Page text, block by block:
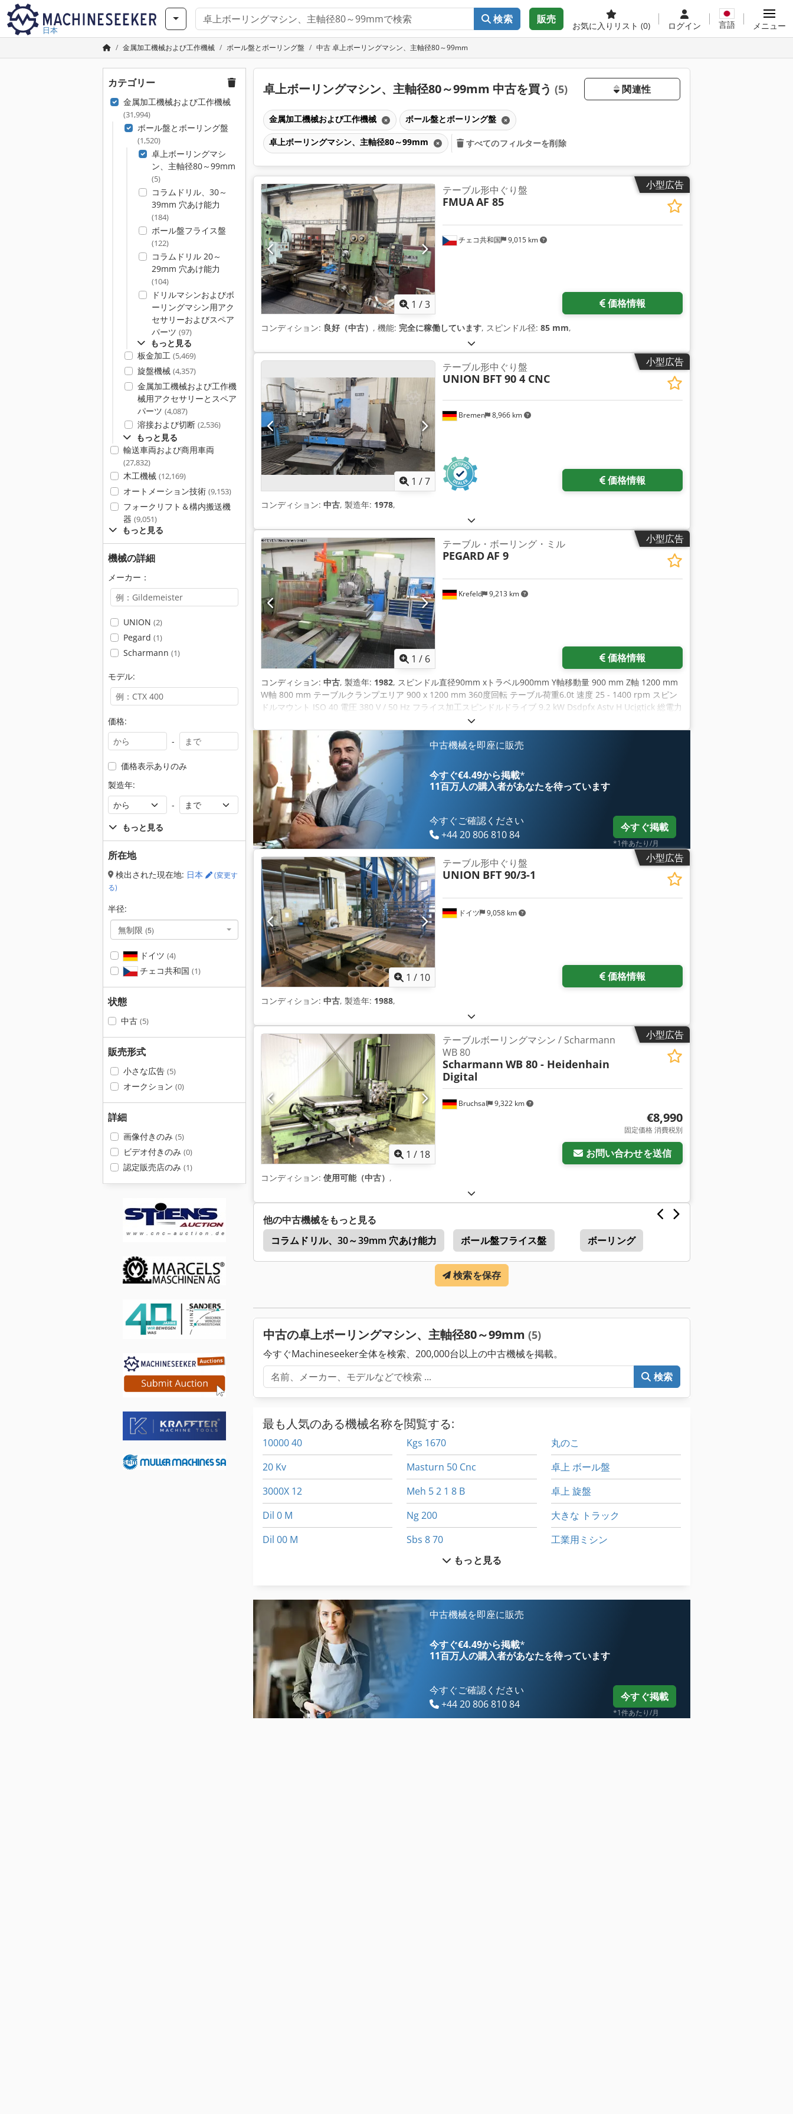
日本
検索 販売
お気に入りリスト (0) ログイン 言語 メニュー
金属加工機械および工作機械 ボール盤とボーリング盤 中古 卓上ボーリングマシン、主軸径80～99mm
カテゴリー
金属加工機械および工作機械
(31,994)
ボール盤とボーリング盤
(1,520)
卓上ボーリングマシ
ン、主軸径80～99mm
(5)
コラムドリル、30～
39mm 穴あけ能力
(184)
ボール盤フライス盤
(122)
コラムドリル 20～
29mm 穴あけ能力
(104)
ドリルマシンおよびボ
ーリングマシン用アク
セサリーおよびスペア
パーツ (97)
もっと見る
板金加工 (5,469)
旋盤機械 (4,357)
金属加工機械および工作機
械用アクセサリーとスペア
パーツ (4,087)
溶接および切断 (2,536)
もっと見る
輸送車両および商用車両
(27,832)
木工機械 (12,169)
オートメーション技術 (9,153)
フォークリフト＆構内搬送機
器 (9,051)
もっと見る
機械の詳細
メーカー：
UNION (2)
Pegard (1)
Scharmann (1)
モデル:
価格:
-
価格表示ありのみ
製造年:
-
もっと見る
所在地
検出された現在地: 日本
(変更す
る)
半径:
無制限 (5)
ドイツ (4)
チェコ共和国 (1)
状態
中古 (5)
販売形式
小さな広告 (5)
オークション (0)
詳細
画像付きのみ (5)
ビデオ付きのみ (0)
認定販売店のみ (1)
卓上ボーリングマシン、主軸径80～99mm 中古を買う (5) 関連性
金属加工機械および工作機械 ボール盤とボーリング盤
卓上ボーリングマシン、主軸径80～99mm すべてのフィルターを削除
小型広告
1 /3
チェコ共和国 9,015 km
テーブル形中ぐり盤
FMUAAF 85
価格情報
コンディション: 良好（中古） , 機能: 完全に稼働しています, スピンドル径: 85 mm,
小型広告
1 /7
Bremen 8,966 km
テーブル形中ぐり盤
UNION BFT 90 4 CNC
価格情報
コンディション: 中古, 製造年: 1978,
小型広告
1 / 6
Krefeld 9,213 km
テーブル・ボーリング・ミル
PEGARDAF 9
価格情報
コンディション: 中古, 製造年: 1982, スピンドル直径90mm xトラベル900mm Y軸移動量 900 mm Z軸 1200 mm
W軸 800 mm テーブルクランプエリア 900 x 1200 mm 360度回転 テーブル荷重6.0t 速度 25 - 1400 rpm スピン
ドルマウント ISO 40 電圧 380 V / 50 Hz フライス加工スピンドルドライブ 9.2 kW Dsdpfx Astv H Ucjgtjck 総電力
要件 35 KVA 機械重量約10t 必要スペース 約4.5 x 2.8 x 2.5 m 機械は1994年に製造元によってオーバーホールさ
れ、 新しい制御盤、 新しいサーボドライブBOSCHとHeidenhain制御TNC 360（3D制御） フェイススライド Ø
600 mm、 変位範囲150 mm、 この機械は現在故障のためデモの準備ができていません 電気工学の学位。
中古機械を即座に販売
今すぐ€4.49から掲載*
11百万人の購入者があなたを待っています
今すぐご確認ください
+44 20 806 810 84
今すぐ掲載
*1件あたり/月
小型広告
1 / 10
ドイツ 9,058 km
テーブル形中ぐり盤
UNION BFT 90/3-1
価格情報
コンディション: 中古, 製造年: 1988,
小型広告
1 / 18
Bruchsal 9,322 km
テーブルボーリングマシン / Scharmann
WB 80
Scharmann WB 80 - Heidenhain
Digital
€8,990
固定価格 消費税別
お問い合わせを送信
コンディション: 使用可能（中古） ,
他の中古機械をもっと見る
コラムドリル、30～39mm 穴あけ能力
ボール盤フライス盤 ボーリング
検索を保存
中古の卓上ボーリングマシン、主軸径80～99mm (5)
今すぐMachineseeker全体を検索、200,000台以上の中古機械を掲載。
検索
最も人気のある機械名称を閲覧する:
10000 40
20 Kv
3000X 12
Dil 0 M
Dil 00 M
Gkt 60
Kgs 1670
Masturn 50 Cnc
Meh 5 2 1 8 B
Ng 200
Sbs 8 70
Tiefbord 8 25 100
Upe 80 120 F
丸のこ
卓上 ボール盤
卓上 旋盤
大きな トラック
工業用ミシン
もっと見る
中古機械を即座に販売
今すぐ€4.49から掲載*
11百万人の購入者があなたを待っています
今すぐご確認ください
+44 20 806 810 84
今すぐ掲載
*1件あたり/月